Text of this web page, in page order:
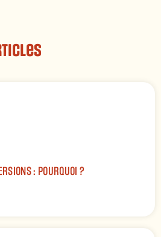
: POURQUOI ?